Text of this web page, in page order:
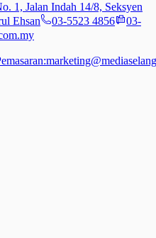
1, Jalan Indah 14/8, Seksyen
Ehsan
03-5523 4856
03-